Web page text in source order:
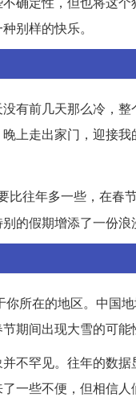
别样的快乐。
有前几天那么冷，
上走出家门，迎接
比往年多一些，在春
的假期增添了一份浪
所在的地区。中国
期间出现大雪的可能
不罕见。往年的数
一些不便，但相信